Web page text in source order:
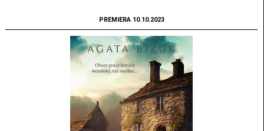
PREMIERA 10.10.2023